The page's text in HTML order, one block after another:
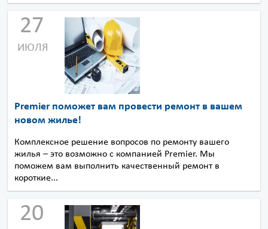
27
ИЮЛЯ
Premier поможет вам провести ремонт в вашем
новом жилье!
Комплексное решение вопросов по ремонту вашего
жилья – это возможно с компанией Premier. Мы
поможем вам выполнить качественный ремонт в
короткие...
20